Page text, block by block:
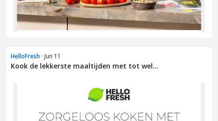
HelloFresh · Jun 11
Kook de lekkerste maaltijden met tot wel...